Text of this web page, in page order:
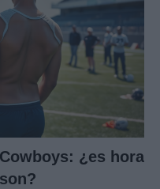
¿es hora